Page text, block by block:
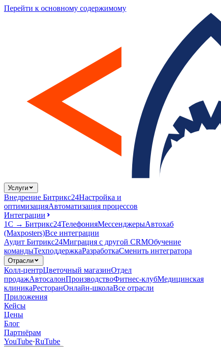
Перейти к основному содержимому
Услуги
Внедрение Битрикс24Настройка и
оптимизацияАвтоматизация процессов
Интеграции
1С → Битрикс24ТелефонияМессенджерыАвтохаб
(Maxposters)Все интеграции
Аудит Битрикс24Миграция с другой CRMОбучение
командыТехподдержкаРазработкаСменить интегратора
Отрасли
Колл-центрЦветочный магазинОтдел
продажАвтосалонПроизводствоФитнес-клубМедицинская
клиникаРесторанОнлайн-школаВсе отрасли
Приложения
Кейсы
Цены
Блог
Партнёрам
YouTube·RuTube